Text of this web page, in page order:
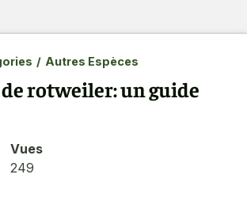
/ Autres Espèces
rotweiler: un guide
Vues
249